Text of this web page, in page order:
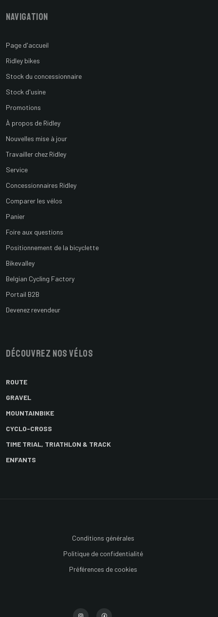
Navigation
Page d'accueil
Ridley bikes
Stock du concessionnaire
Stock d'usine
Promotions
À propos de Ridley
Nouvelles mise à jour
Travailler chez Ridley
Service
Concessionnaires Ridley
Comparer les vélos
Panier
Foire aux questions
Positionnement de la bicyclette
Bikevalley
Belgian Cycling Factory
Portail B2B
Devenez revendeur
Découvrez nos vélos
ROUTE
GRAVEL
MOUNTAINBIKE
CYCLO-CROSS
TIME TRIAL, TRIATHLON & TRACK
ENFANTS
Conditions générales
Politique de confidentialité
Préférences de cookies